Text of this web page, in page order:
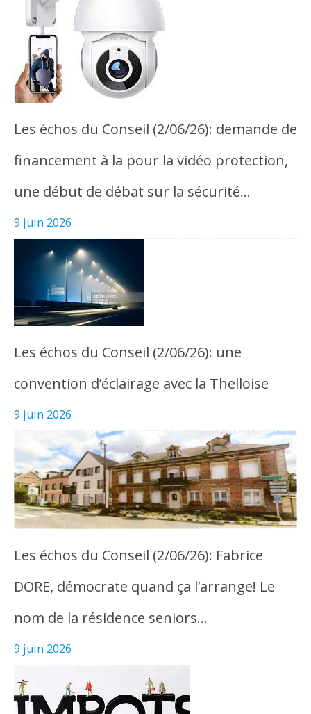
Les échos du Conseil (2/06/26): demande de
financement à la pour la vidéo protection,
une début de débat sur la sécurité…
9 juin 2026
Les échos du Conseil (2/06/26): une
convention d’éclairage avec la Thelloise
9 juin 2026
Les échos du Conseil (2/06/26): Fabrice
DORE, démocrate quand ça l’arrange! Le
nom de la résidence seniors…
9 juin 2026